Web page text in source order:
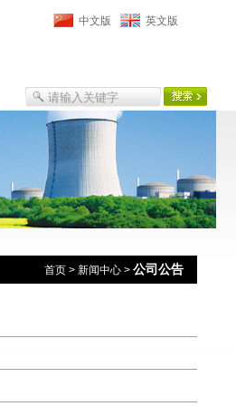
中文版 英文版
首页 > 新闻中心 > 公司公告